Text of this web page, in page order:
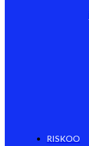
RISKOO